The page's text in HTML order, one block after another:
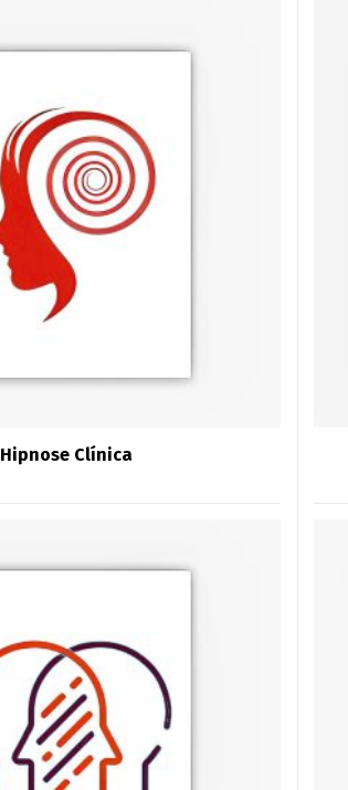
Hipnose Clínica